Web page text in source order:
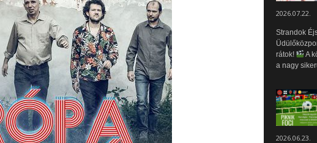
2026.07.22.
Strandok
rátok!
A
a nagy
2026.06.23.